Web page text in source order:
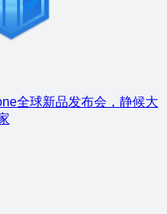
全球新品发布会，静候大